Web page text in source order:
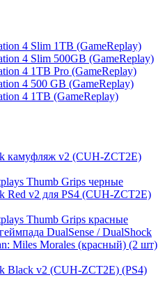
4 Slim 1TB (GameReplay)
4 Slim 500GB (GameReplay)
4 1TB Pro (GameReplay)
4 500 GB (GameReplay)
4 1TB (GameReplay)
камуфляж v2 (CUH-ZCT2E)
Thumb Grips черные
Red v2 для PS4 (CUH-ZCT2E)
Thumb Grips красные
DualSense / DualShock
Miles Morales (красный) (2 шт)
Black v2 (CUH-ZCT2E) (PS4)